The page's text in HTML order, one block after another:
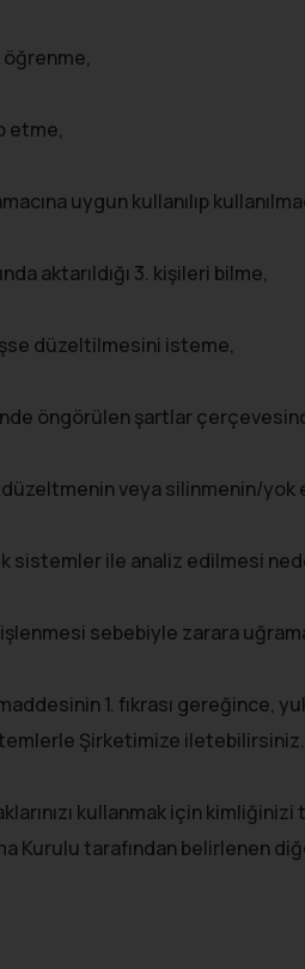
etme,
uygun kullanılıp
aktarıldığı 3. kişileri bilme,
düzeltilmesini isteme,
öngörülen şartlar
düzeltmenin veya silinmenin/
sistemler ile analiz edilmesi
işlenmesi sebebiyle zarara
1. fıkrası gereğince,
Şirketimize iletebilirsiniz.
kullanmak için
Kurulu tarafından belirlenen